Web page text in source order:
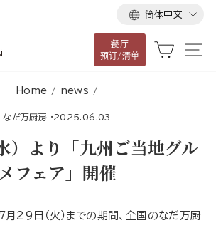
语
言
简体中文
餐厅
预订/清单
大车
Home / news /
なだ万厨房 ·2025.06.03
）より「九州ご当地グル
メフェア」開催
月29日（火）までの期間、全国のなだ万厨